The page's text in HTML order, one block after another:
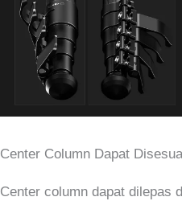
Center Column Dapat
Center column dapat dilepas